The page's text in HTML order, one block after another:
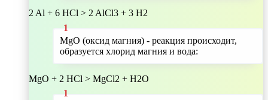
2 Al + 6 HCl > 2 AlCl3 + 3 H2
MgO (оксид магния) - реакция происходит,
образуется хлорид магния и вода:
MgO + 2 HCl > MgCl2 + H2O